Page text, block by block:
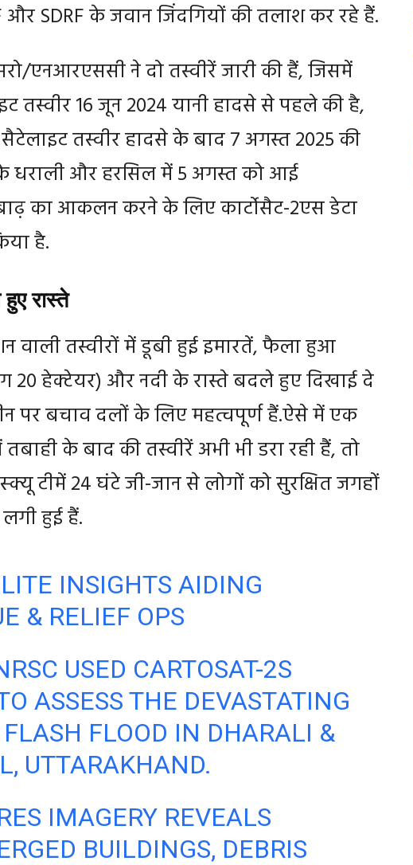
और SDRF के जवान जिंदगियों की तलाश कर रहे हैं.
एनआरएससी ने दो तस्वीरें जारी की हैं, जिसमें
तस्वीर 16 जून 2024 यानी हादसे से पहले की है,
तस्वीर हादसे के बाद 7 अगस्त 2025 की
धराली और हरसिल में 5 अगस्त को आई
का आकलन करने के लिए कार्टोसैट-2एस डेटा
है.
रास्‍ते
वाली तस्वीरों में डूबी हुई इमारतें, फैला हुआ
20 हेक्टेयर) और नदी के रास्ते बदले हुए दिखाई दे
पर बचाव दलों के लिए महत्वपूर्ण हैं.ऐसे में एक
के बाद की तस्वीरें अभी भी डरा रही हैं, तो
टीमें 24 घंटे जी-जान से लोगों को सुरक्षित जगहों
हुई हैं.
INSIGHTS AIDING
& RELIEF OPS
USED CARTOSAT-2S
ASSESS THE DEVASTATING
FLOOD IN DHARALI &
UTTARAKHAND.
IMAGERY REVEALS
BUILDINGS, DEBRIS